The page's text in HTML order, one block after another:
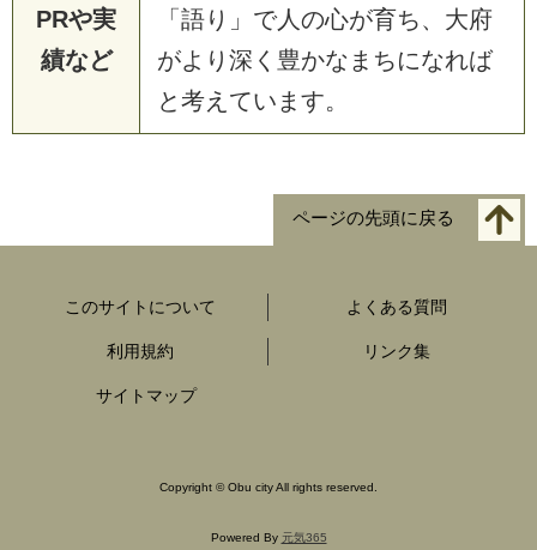
PRや実
績など
「語り」で人の心が育ち、大府
がより深く豊かなまちになれば
と考えています。
ページの先頭に戻る
このサイトについて よくある質問
利用規約 リンク集
サイトマップ
Copyright ©Obu city All rights reserved.
Powered By 元気365